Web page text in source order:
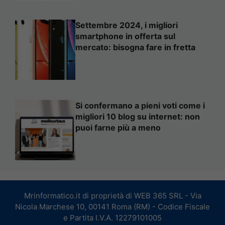
Settembre 2024, i migliori
smartphone in offerta sul
mercato: bisogna fare in fretta
Si confermano a pieni voti come i
migliori 10 blog su internet: non
puoi farne più a meno
Mrinformatico.it di proprietà di WEB 365 SRL - Via
Nicola Marchese 10, 00141 Roma (RM) - Codice Fiscale
e Partita I.V.A. 12279101005